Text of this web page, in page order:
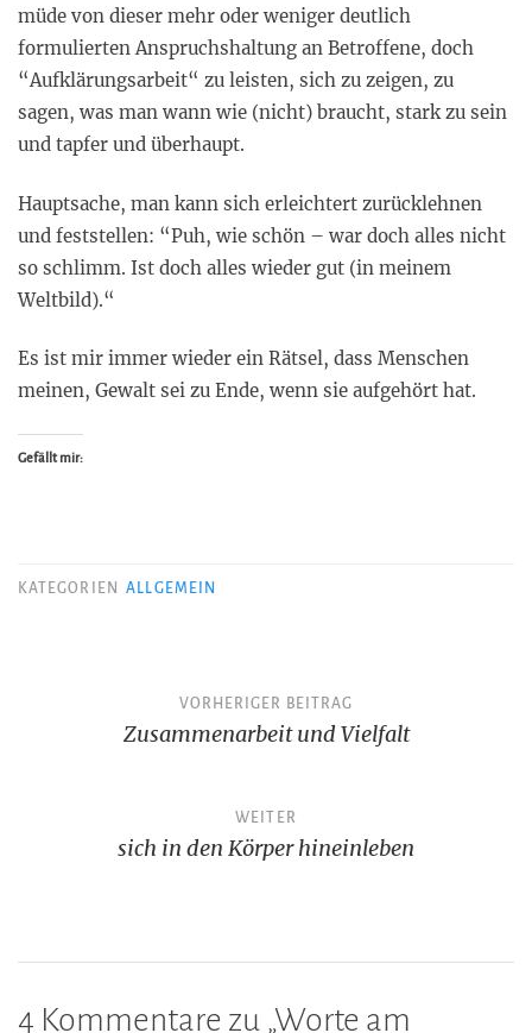
müde von dieser mehr oder weniger deutlich
formulierten Anspruchshaltung an Betroffene, doch
“Aufklärungsarbeit“ zu leisten, sich zu zeigen, zu
sagen, was man wann wie (nicht) braucht, stark zu sein
und tapfer und überhaupt.
Hauptsache, man kann sich erleichtert zurücklehnen
und feststellen: “Puh, wie schön – war doch alles nicht
so schlimm. Ist doch alles wieder gut (in meinem
Weltbild).“
Es ist mir immer wieder ein Rätsel, dass Menschen
meinen, Gewalt sei zu Ende, wenn sie aufgehört hat.
Gefällt mir:
KATEGORIEN ALLGEMEIN
Beitragsnavigation
VORHERIGER BEITRAG
Zusammenarbeit und Vielfalt
WEITER
sich in den Körper hineinleben
4 Kommentare zu „Worte am